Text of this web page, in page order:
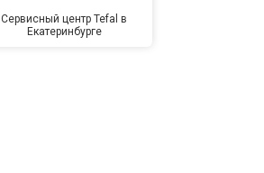
Сервисный центр Tefal в
Екатеринбурге